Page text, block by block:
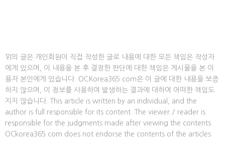
위의 글은 개인회원이 직접 작성한 글로 내용에 대한 모든 책임은 작성자
에게 있으며, 이 내용을 본 후 결정한 판단에 대한 책임은 게시물을 본 이
용자 본인에게 있습니다. OCKorea365.com은 이 글에 대한 내용을 보증
하지 않으며, 이 정보를 사용하여 발생하는 결과에 대하여 어떠한 책임도
지지 않습니다. This article is written by an individual, and the
author is full responsible for its content. The viewer / reader is
responsible for the judgments made after viewing the contents.
OCkorea365.com does not endorse the contents of the articles